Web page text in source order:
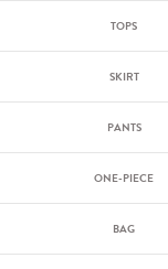
TOPS
SKIRT
PANTS
ONE-PIECE
BAG